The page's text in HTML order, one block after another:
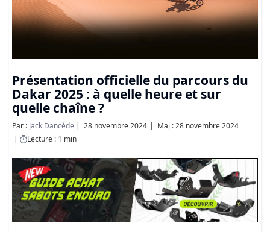
Présentation officielle du parcours du
Dakar 2025 : à quelle heure et sur
quelle chaîne ?
Par : Jack Dancède 28 novembre 2024
Maj : 28 novembre 2024
Lecture : 1 min